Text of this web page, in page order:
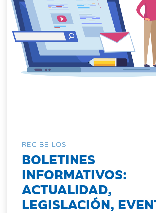
RECIBE LOS
BOLETINES
INFORMATIVOS:
ACTUALIDAD,
LEGISLACIÓN,